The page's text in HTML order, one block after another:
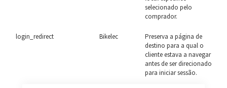
selecionado pelo
comprador.
login_redirect Bikelec
Preserva a página de
destino para a qual o
cliente estava a navegar
antes de ser direcionado
para iniciar sessão.